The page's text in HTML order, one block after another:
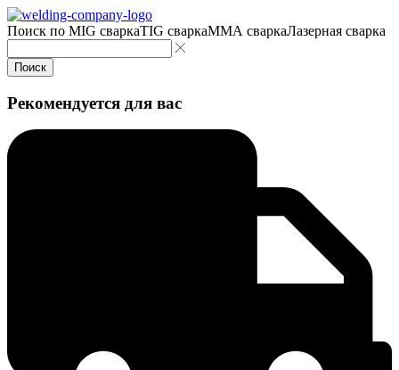
Поиск по MIG сваркаTIG сваркаMMA сваркаЛазерная сварка
Поиск
Рекомендуется для вас